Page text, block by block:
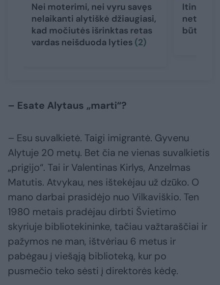
Nei moterimi, nei vyru savęs
nelaikanti alytiškė džiaugiasi,
kad močiutės išrinktas retas
vardas neišduoda lyties (2)
Itin retą
net
būti
– Esate Alytaus „marti“?
– Esu suvalkietė. Taigi imigrantė. Gyvenu
Alytuje 20 metų. Bet čia ne vienas suvalkietis
„prigijo“. Tai ir Valentinas Kirlys, Anzelmas
Matutis. Atvykau, nes ištekėjau už dzūko. O
mano darbai prasidėjo nuo Vilkaviškio. Ten
1980 metais pradėjau dirbti Švietimo
skyriuje bibliotekininke, tačiau važtaraščiai ir
pažymos ne man, ištvėriau 6 metus ir
pabėgau į viešąją biblioteką, kur po
pusmečio teko sėsti į direktorės kėdę.